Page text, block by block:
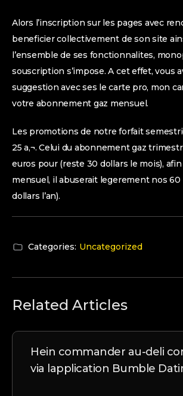
Alors l’inscription sur les pages avec
beneficier collectivement de son site
l’ensemble de ses fonctionnalites,
souscription s’impose. A cet effet, vous
suggestion avec ses le carte pro, mon
votre abonnement gaz mensuel.
Les promotions de notre forfait
25 a‚¬. Celui du abonnement gaz
euros pour (reste 30 dollars le mois),
mensuel, il abuserait legerement nos 60
dollars l’an).
Categories: Uncategorized
Related Articles
Hein commander au-deli
via lapplication Bumble